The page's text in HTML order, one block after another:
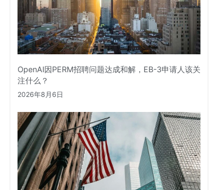
OpenAI因PERM招聘问题达成和解，EB-3申请人该关
注什么？
2026年8月6日